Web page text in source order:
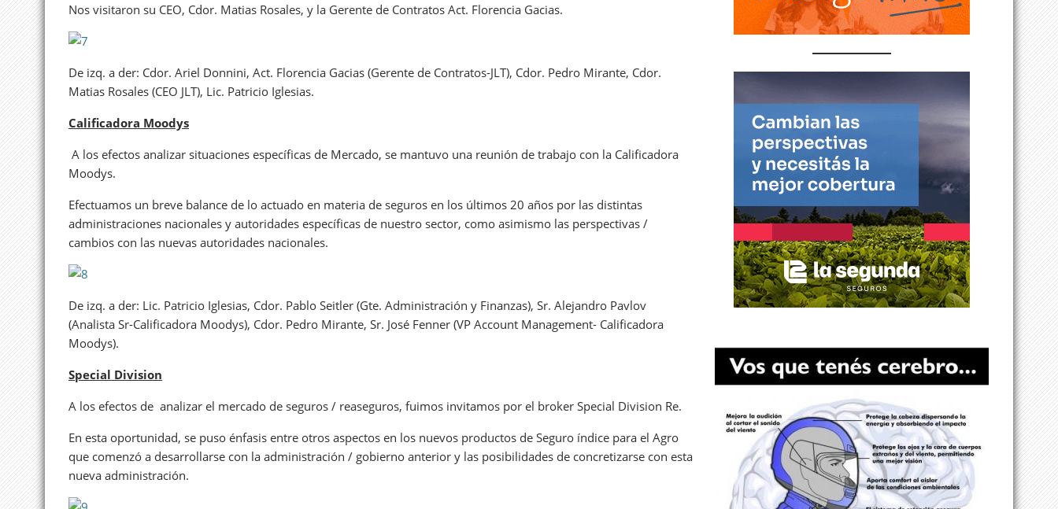
Nos visitaron su CEO, Cdor. Matias Rosales, y la Gerente de Contratos Act. Florencia Gacias.
De izq. a der: Cdor. Ariel Donnini, Act. Florencia Gacias (Gerente de Contratos-JLT), Cdor. Pedro Mirante, Cdor.
Matias Rosales (CEO JLT), Lic. Patricio Iglesias.
Calificadora Moodys
A los efectos analizar situaciones específicas de Mercado, se mantuvo una reunión de trabajo con la Calificadora
Moodys.
Efectuamos un breve balance de lo actuado en materia de seguros en los últimos 20 años por las distintas
administraciones nacionales y autoridades específicas de nuestro sector, como asimismo las perspectivas /
cambios con las nuevas autoridades nacionales.
De izq. a der: Lic. Patricio Iglesias, Cdor. Pablo Seitler (Gte. Administración y Finanzas), Sr. Alejandro Pavlov
(Analista Sr-Calificadora Moodys), Cdor. Pedro Mirante, Sr. José Fenner (VP Account Management- Calificadora
Moodys).
Special Division
A los efectos de analizar el mercado de seguros / reaseguros, fuimos invitamos por el broker Special Division Re.
En esta oportunidad, se puso énfasis entre otros aspectos en los nuevos productos de Seguro índice para el Agro
que comenzó a desarrollarse con la administración / gobierno anterior y las posibilidades de concretizarse con esta
nueva administración.